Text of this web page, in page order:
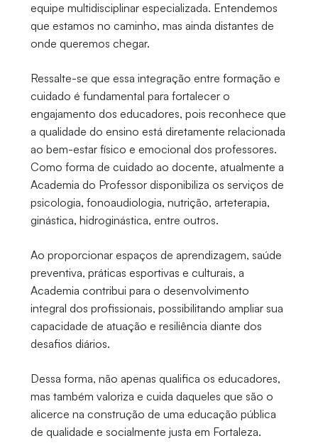
equipe multidisciplinar especializada. Entendemos
que estamos no caminho, mas ainda distantes de
onde queremos chegar.
Ressalte-se que essa integração entre formação e
cuidado é fundamental para fortalecer o
engajamento dos educadores, pois reconhece que
a qualidade do ensino está diretamente relacionada
ao bem-estar físico e emocional dos professores.
Como forma de cuidado ao docente, atualmente a
Academia do Professor disponibiliza os serviços de
psicologia, fonoaudiologia, nutrição, arteterapia,
ginástica, hidroginástica, entre outros.
Ao proporcionar espaços de aprendizagem, saúde
preventiva, práticas esportivas e culturais, a
Academia contribui para o desenvolvimento
integral dos profissionais, possibilitando ampliar sua
capacidade de atuação e resiliência diante dos
desafios diários.
Dessa forma, não apenas qualifica os educadores,
mas também valoriza e cuida daqueles que são o
alicerce na construção de uma educação pública
de qualidade e socialmente justa em Fortaleza.